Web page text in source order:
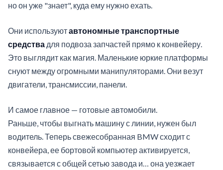
но он уже "знает", куда ему нужно ехать.
Они используютавтономные транспортные
средства для подвоза запчастей прямо к конвейеру.
Это выглядит как магия. Маленькие юркие платформы
снуют между огромными манипуляторами. Они везут
двигатели, трансмиссии, панели.
И самое главное — готовые автомобили.
Раньше, чтобы выгнать машину с линии, нужен был
водитель. Теперь свежесобранная BMW сходит с
конвейера, ее бортовой компьютер активируется,
связывается с общей сетью завода и… она уезжает